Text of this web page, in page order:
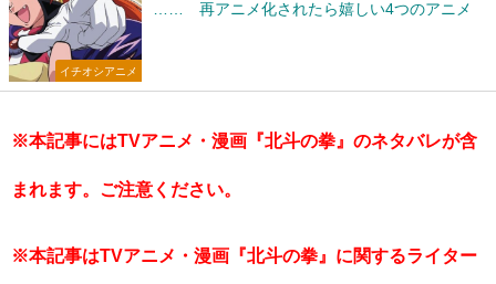
イチオシアニメ
…… 再アニメ化されたら嬉しい4つのアニメ
※本記事にはTVアニメ・漫画『北斗の拳』のネタバレが含
まれます。ご注意ください。
※本記事はTVアニメ・漫画『北斗の拳』に関するライター